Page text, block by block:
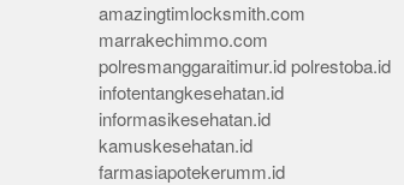
amazingtimlocksmith.com
marrakechimmo.com
polresmanggaraitimur.id polrestoba.id
infotentangkesehatan.id
informasikesehatan.id
kamuskesehatan.id
farmasiapotekerumm.id